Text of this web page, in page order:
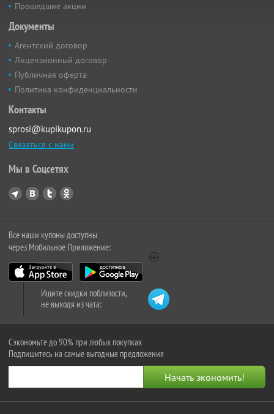
Прошедшие акции
Документы
Агентский договор
Лицензионный договор
Публичная оферта
Политика конфиденциальности
Контакты
sprosi@kupikupon.ru
Связаться с нами
Мы в Соцсетях
Все наши купоны доступны
через Мобильное Приложение:
Ищите скидки поблизости,
не выходя из чата:
Сэкономьте до 90% при любых покупках
Подпишитесь на самые выгодные предложения